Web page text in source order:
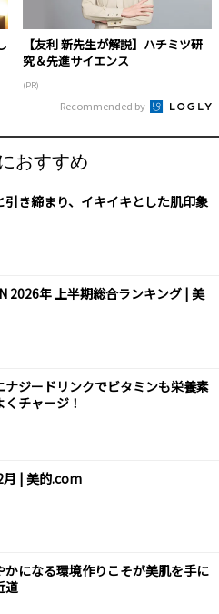
【友利 新先生が解説】ハチミツ研
究＆先進サイエンス
(PR)
Recommended by
おすすめ
引き締まり、イキイキとした肌印象
2026年 上半期総合ランキング | 美
ナジードリンクでビタミンも栄養素
チャージ！
月 | 美的.com
かになる環境作りこそが美肌を手に
道